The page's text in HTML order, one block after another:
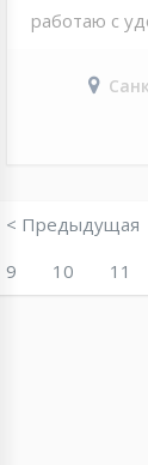
работаю с
< Предыдущая
9
10 11